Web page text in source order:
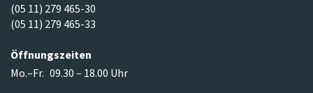
(05 11) 279 465-30
(05 11) 279 465-33
Öffnungszeiten
Mo.–Fr. 09.30 – 18.00 Uhr